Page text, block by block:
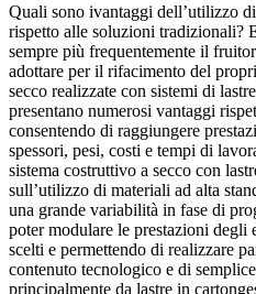
Quali sono ivantaggi dell’utilizzo
rispetto alle soluzioni tradizionali?
sempre più frequentemente il
adottare per il rifacimento del
secco realizzate con sistemi di
presentano numerosi vantaggi
consentendo di raggiungere
spessori, pesi, costi e tempi di
sistema costruttivo a secco con
sull’utilizzo di materiali ad alta
una grande variabilità in fase di
poter modulare le prestazioni
scelti e permettendo di realizzare
contenuto tecnologico e di
principalmente da lastre in